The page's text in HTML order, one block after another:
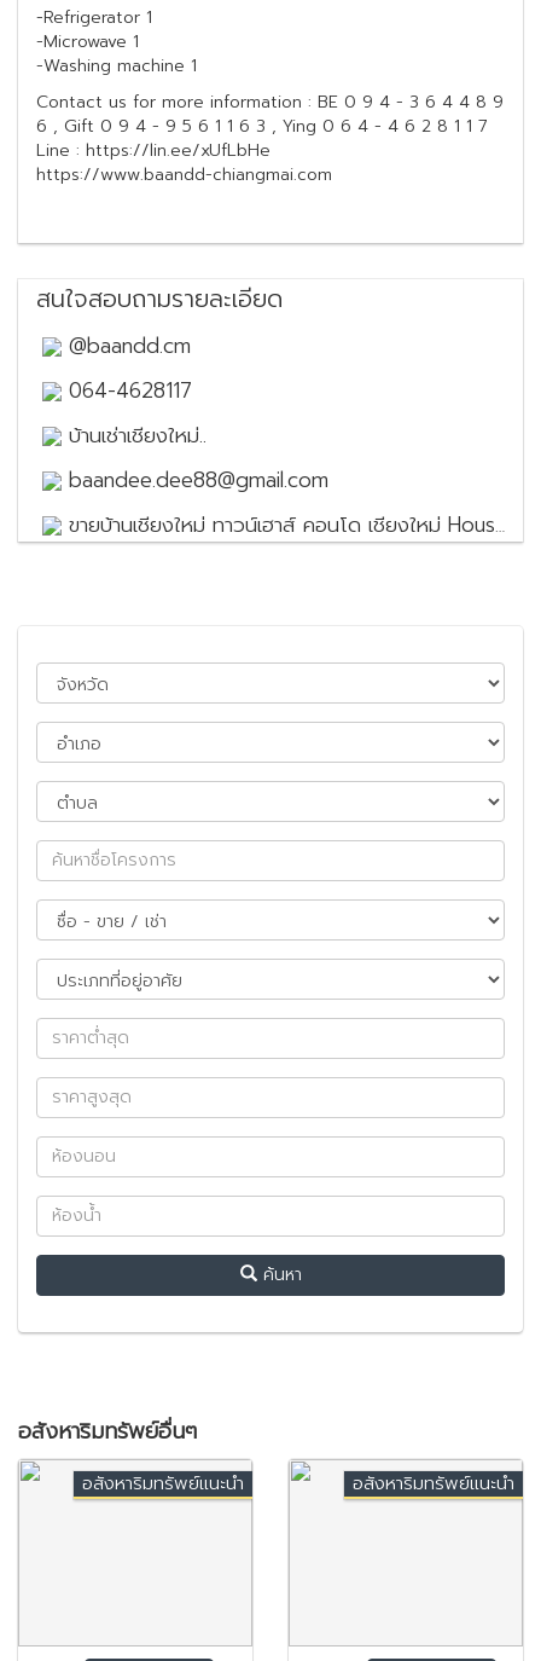
-Refrigerator 1
-Microwave 1
-Washing machine 1
Contact us for more information : BE 0 9 4 - 3 6 4 4 8 9
6 , Gift 0 9 4 - 9 5 6 1 1 6 3 , Ying 0 6 4 - 4 6 2 8 1 1 7
Line : https://lin.ee/xUfLbHe
https://www.baandd-chiangmai.com
สนใจสอบถามรายละเอียด
@baandd.cm
064-4628117
บ้านเช่าเชียงใหม่..
baandee.dee88@gmail.com
ขายบ้านเชียงใหม่ ทาวน์เฮาส์ คอนโด เชียงใหม่ House for sale in Chiang Mai
ค้นหา
อสังหาริมทรัพย์อื่นๆ
อสังหาริมทรัพย์แนะนำ อสังหาริมทรัพย์แนะนำ